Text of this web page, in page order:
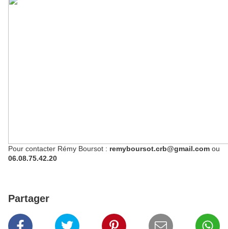
Pour contacter Rémy Boursot : remyboursot.crb@gmail.com ou
06.08.75.42.20
Partager